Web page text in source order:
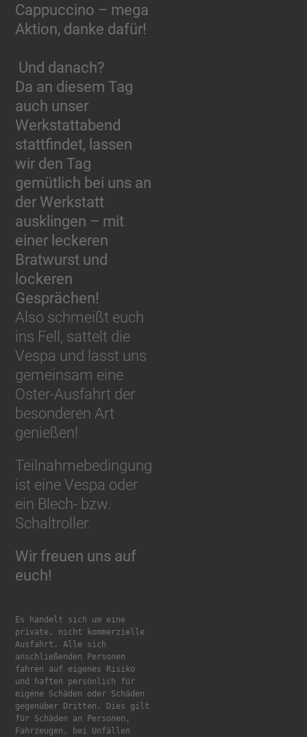
Cappuccino – mega
Aktion, danke dafür!
Und danach?
Da an diesem Tag
auch unser
Werkstattabend
stattfindet, lassen
wir den Tag
gemütlich bei uns an
der Werkstatt
ausklingen – mit
einer leckeren
Bratwurst und
lockeren
Gesprächen!
Also schmeißt euch
ins Fell, sattelt die
Vespa und lasst uns
gemeinsam eine
Oster-Ausfahrt der
besonderen Art
genießen!
Teilnahmebedingung
ist eine Vespa oder
ein Blech- bzw.
Schaltroller.
Wir freuen uns auf
euch!
Es handelt sich um eine
private, nicht kommerzielle
Ausfahrt. Alle sich
anschließenden Personen
fahren auf eigenes Risiko
und haften persönlich für
eigene Schäden oder Schäden
gegenüber Dritten. Dies gilt
für Schäden an Personen,
Fahrzeugen, bei Unfällen